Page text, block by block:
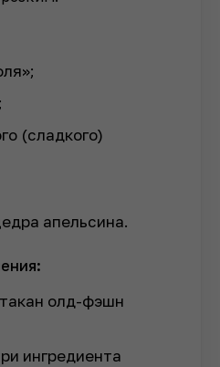
(сладкого)
апельсина.
олд-фэшн
ингредиента